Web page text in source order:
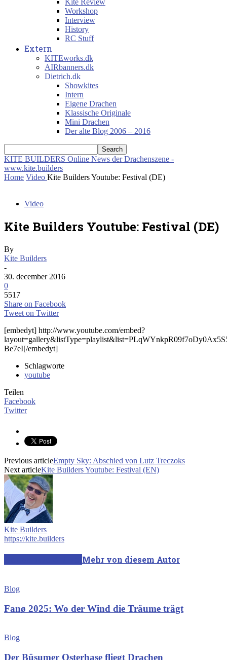
Kite Review
Workshop
Interview
History
RC Stuff
Extern
KITEworks.dk
AIRbanners.dk
Dietrich.dk
Showkites
Intern
Eigene Drachen
Klassische Originale
Mini Drachen
Der alte Blog 2006 – 2016
KITE BUILDERS Online News der Drachenszene -
www.kite.builders
Home Video Kite Builders Youtube: Festival (DE)
Video
Kite Builders Youtube: Festival (DE)
By
Kite Builders
-
30. december 2016
0
5517
Share on Facebook
Tweet on Twitter
[embedyt] http://www.youtube.com/embed?
Be7eI[/embedyt]
Schlagworte
youtube
Teilen
Facebook
Twitter
Previous articleEmpty Sky: Abschied von Lutz Treczoks
Next articleKite Builders Youtube: Festival (EN)
Kite Builders
https://kite.builders
Mehr von diesem Autor
Blog
Fanø 2025: Wo der Wind die Träume trägt
Blog
Der Büsumer Osterhase fliegt Drachen